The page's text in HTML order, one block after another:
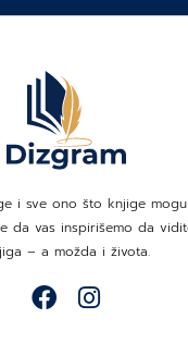
i sve ono što knjige
da vas inspirišemo da
– a možda i života.
F
I